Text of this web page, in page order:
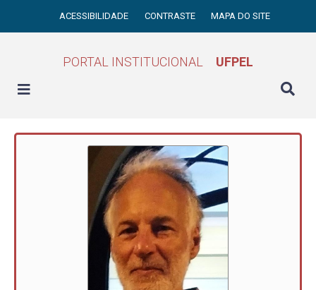
ACESSIBILIDADE CONTRASTE MAPA DO SITE
PORTAL INSTITUCIONAL UFPEL